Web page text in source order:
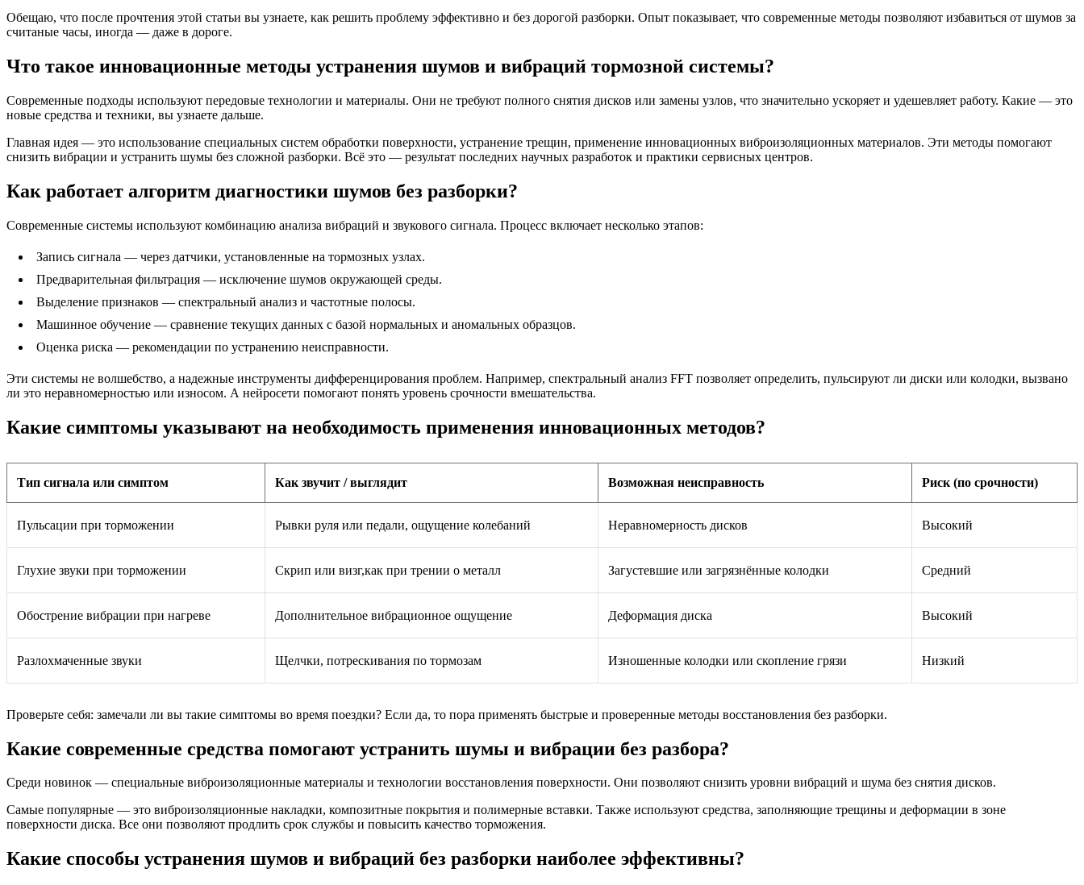
Обещаю, что после прочтения этой статьи вы узнаете, как решить проблему эффективно и без дорогой разборки. Опыт показывает, что современные методы позволяют избавиться от шумов за
считаные часы, иногда — даже в дороге.
Что такое инновационные методы устранения шумов и вибраций тормозной системы?
Современные подходы используют передовые технологии и материалы. Они не требуют полного снятия дисков или замены узлов, что значительно ускоряет и удешевляет работу. Какие — это
новые средства и техники, вы узнаете дальше.
Главная идея — это использование специальных систем обработки поверхности, устранение трещин, применение инновационных виброизоляционных материалов. Эти методы помогают
снизить вибрации и устранить шумы без сложной разборки. Всё это — результат последних научных разработок и практики сервисных центров.
Как работает алгоритм диагностики шумов без разборки?
Современные системы используют комбинацию анализа вибраций и звукового сигнала. Процесс включает несколько этапов:
Запись сигнала — через датчики, установленные на тормозных узлах.
Предварительная фильтрация — исключение шумов окружающей среды.
Выделение признаков — спектральный анализ и частотные полосы.
Машинное обучение — сравнение текущих данных с базой нормальных и аномальных образцов.
Оценка риска — рекомендации по устранению неисправности.
Эти системы не волшебство, а надежные инструменты дифференцирования проблем. Например, спектральный анализ FFT позволяет определить, пульсируют ли диски или колодки, вызвано
ли это неравномерностью или износом. А нейросети помогают понять уровень срочности вмешательства.
Какие симптомы указывают на необходимость применения инновационных методов?
Тип сигнала или симптом Как звучит / выглядит Возможная неисправность Риск (по срочности)
Пульсации при торможении Рывки руля или педали, ощущение колебаний Неравномерность дисков Высокий
Глухие звуки при торможении Скрип или визг,как при трении о металл Загустевшие или загрязнённые колодки Средний
Обострение вибрации при нагреве Дополнительное вибрационное ощущение Деформация диска Высокий
Разлохмаченные звуки Щелчки, потрескивания по тормозам Изношенные колодки или скопление грязи Низкий
Проверьте себя: замечали ли вы такие симптомы во время поездки? Если да, то пора применять быстрые и проверенные методы восстановления без разборки.
Какие современные средства помогают устранить шумы и вибрации без разбора?
Среди новинок — специальные виброизоляционные материалы и технологии восстановления поверхности. Они позволяют снизить уровни вибраций и шума без снятия дисков.
Самые популярные — это виброизоляционные накладки, композитные покрытия и полимерные вставки. Также используют средства, заполняющие трещины и деформации в зоне
поверхности диска. Все они позволяют продлить срок службы и повысить качество торможения.
Какие способы устранения шумов и вибраций без разборки наиболее эффективны?